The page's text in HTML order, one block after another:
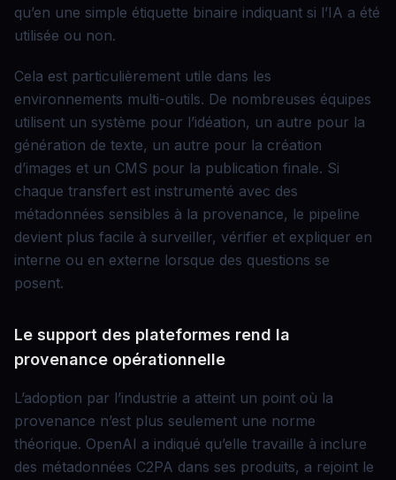
qu’en une simple étiquette binaire indiquant si l’IA a été
utilisée ou non.
Cela est particulièrement utile dans les
environnements multi-outils. De nombreuses équipes
utilisent un système pour l’idéation, un autre pour la
génération de texte, un autre pour la création
d’images et un CMS pour la publication finale. Si
chaque transfert est instrumenté avec des
métadonnées sensibles à la provenance, le pipeline
devient plus facile à surveiller, vérifier et expliquer en
interne ou en externe lorsque des questions se
posent.
Le support des plateformes rend la
provenance opérationnelle
L’adoption par l’industrie a atteint un point où la
provenance n’est plus seulement une norme
théorique. OpenAI a indiqué qu’elle travaille à inclure
des métadonnées C2PA dans ses produits, a rejoint le